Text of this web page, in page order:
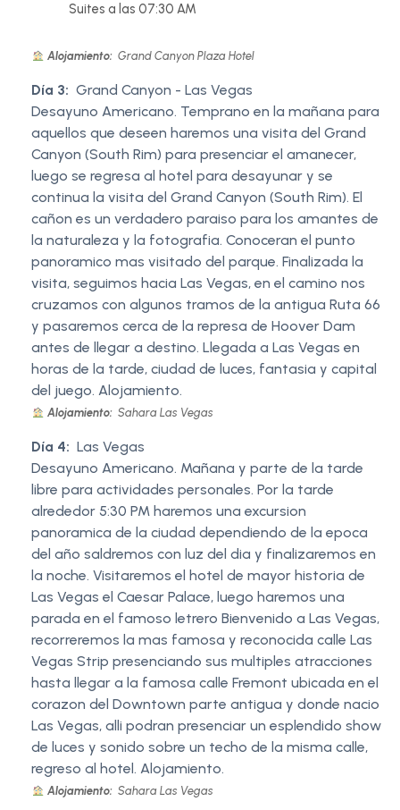
Suites a las 07:30 AM
Alojamiento: Grand Canyon Plaza Hotel
Día 3: Grand Canyon - Las Vegas
Desayuno Americano. Temprano en la mañana para
aquellos que deseen haremos una visita del Grand
Canyon (South Rim) para presenciar el amanecer,
luego se regresa al hotel para desayunar y se
continua la visita del Grand Canyon (South Rim). El
cañon es un verdadero paraiso para los amantes de
la naturaleza y la fotografia. Conoceran el punto
panoramico mas visitado del parque. Finalizada la
visita, seguimos hacia Las Vegas, en el camino nos
cruzamos con algunos tramos de la antigua Ruta 66
y pasaremos cerca de la represa de Hoover Dam
antes de llegar a destino. Llegada a Las Vegas en
horas de la tarde, ciudad de luces, fantasia y capital
del juego. Alojamiento.
Alojamiento: Sahara Las Vegas
Día 4: Las Vegas
Desayuno Americano. Mañana y parte de la tarde
libre para actividades personales. Por la tarde
alrededor 5:30 PM haremos una excursion
panoramica de la ciudad dependiendo de la epoca
del año saldremos con luz del dia y finalizaremos en
la noche. Visitaremos el hotel de mayor historia de
Las Vegas el Caesar Palace, luego haremos una
parada en el famoso letrero Bienvenido a Las Vegas,
recorreremos la mas famosa y reconocida calle Las
Vegas Strip presenciando sus multiples atracciones
hasta llegar a la famosa calle Fremont ubicada en el
corazon del Downtown parte antigua y donde nacio
Las Vegas, alli podran presenciar un esplendido show
de luces y sonido sobre un techo de la misma calle,
regreso al hotel. Alojamiento.
Alojamiento: Sahara Las Vegas